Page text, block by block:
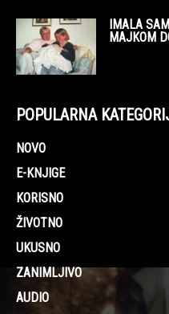
IMALA
MAJKOM
POPULARNA
NOVO
E-KNJIGE
KORISNO
ŽIVOTNO
UKUSNO
ZANIMLJIVO
AUDIO